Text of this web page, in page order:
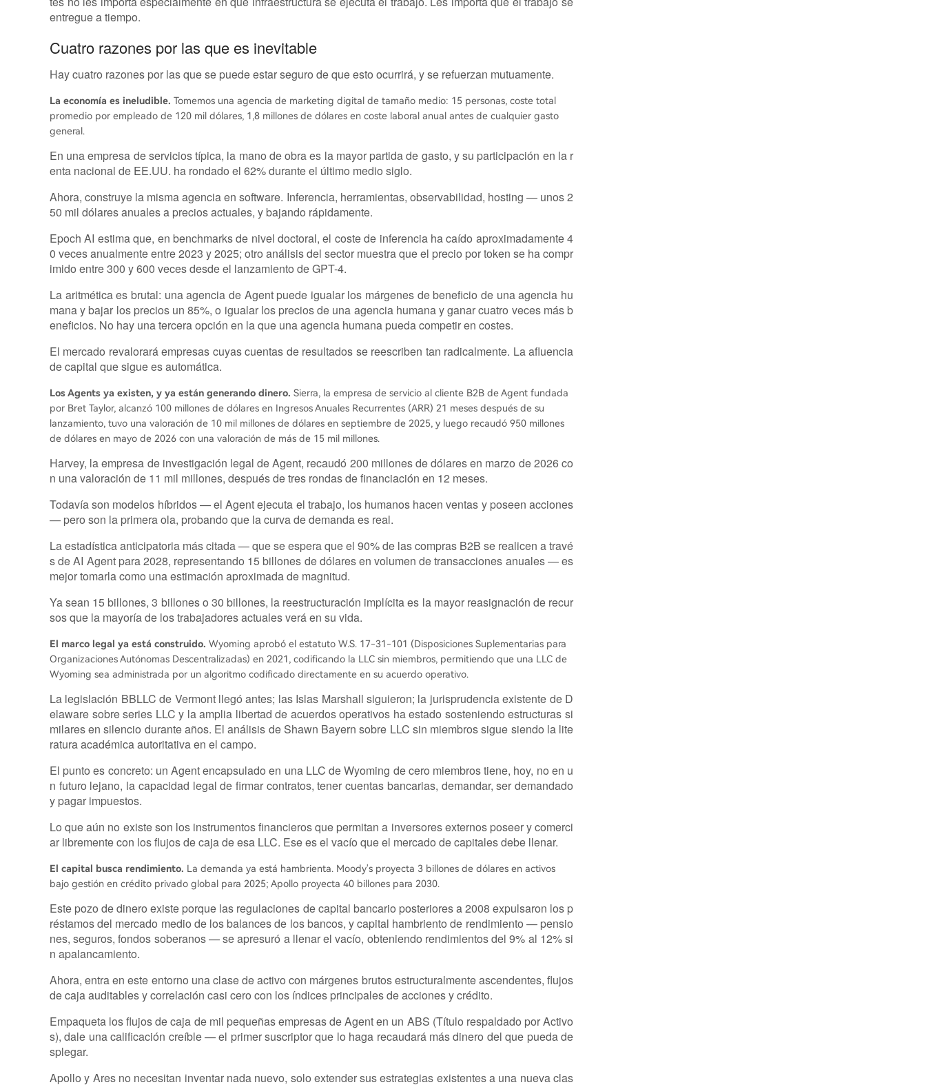
entregue a tiempo.
Cuatro razones por las que es inevitable
Hay cuatro razones por las que se puede estar seguro de que esto ocurrirá, y se refuerzan mutuamente.
La economía es ineludible. Tomemos una agencia de marketing digital de tamaño medio: 15 personas, coste total
promedio por empleado de 120 mil dólares, 1,8 millones de dólares en coste laboral anual antes de cualquier gasto
general.
En una empresa de servicios típica, la mano de obra es la mayor partida de gasto, y su participación en la r
enta nacional de EE.UU. ha rondado el 62% durante el último medio siglo.
Ahora, construye la misma agencia en software. Inferencia, herramientas, observabilidad, hosting — unos 2
50 mil dólares anuales a precios actuales, y bajando rápidamente.
Epoch AI estima que, en benchmarks de nivel doctoral, el coste de inferencia ha caído aproximadamente 4
0 veces anualmente entre 2023 y 2025; otro análisis del sector muestra que el precio por token se ha compr
imido entre 300 y 600 veces desde el lanzamiento de GPT-4.
La aritmética es brutal: una agencia de Agent puede igualar los márgenes de beneficio de una agencia hu
mana y bajar los precios un 85%, o igualar los precios de una agencia humana y ganar cuatro veces más b
eneficios. No hay una tercera opción en la que una agencia humana pueda competir en costes.
El mercado revalorará empresas cuyas cuentas de resultados se reescriben tan radicalmente. La afluencia
de capital que sigue es automática.
Los Agents ya existen, y ya están generando dinero. Sierra, la empresa de servicio al cliente B2B de Agent fundada
por Bret Taylor, alcanzó 100 millones de dólares en Ingresos Anuales Recurrentes (ARR) 21 meses después de su
lanzamiento, tuvo una valoración de 10 mil millones de dólares en septiembre de 2025, y luego recaudó 950 millones
de dólares en mayo de 2026 con una valoración de más de 15 mil millones.
Harvey, la empresa de investigación legal de Agent, recaudó 200 millones de dólares en marzo de 2026 co
n una valoración de 11 mil millones, después de tres rondas de financiación en 12 meses.
Todavía son modelos híbridos — el Agent ejecuta el trabajo, los humanos hacen ventas y poseen acciones
— pero son la primera ola, probando que la curva de demanda es real.
La estadística anticipatoria más citada — que se espera que el 90% de las compras B2B se realicen a travé
s de AI Agent para 2028, representando 15 billones de dólares en volumen de transacciones anuales — es
mejor tomarla como una estimación aproximada de magnitud.
Ya sean 15 billones, 3 billones o 30 billones, la reestructuración implícita es la mayor reasignación de recur
sos que la mayoría de los trabajadores actuales verá en su vida.
El marco legal ya está construido. Wyoming aprobó el estatuto W.S. 17-31-101 (Disposiciones Suplementarias para
Organizaciones Autónomas Descentralizadas) en 2021, codificando la LLC sin miembros, permitiendo que una LLC de
Wyoming sea administrada por un algoritmo codificado directamente en su acuerdo operativo.
La legislación BBLLC de Vermont llegó antes; las Islas Marshall siguieron; la jurisprudencia existente de D
elaware sobre series LLC y la amplia libertad de acuerdos operativos ha estado sosteniendo estructuras si
milares en silencio durante años. El análisis de Shawn Bayern sobre LLC sin miembros sigue siendo la lite
ratura académica autoritativa en el campo.
El punto es concreto: un Agent encapsulado en una LLC de Wyoming de cero miembros tiene, hoy, no en u
n futuro lejano, la capacidad legal de firmar contratos, tener cuentas bancarias, demandar, ser demandado
y pagar impuestos.
Lo que aún no existe son los instrumentos financieros que permitan a inversores externos poseer y comerci
ar libremente con los flujos de caja de esa LLC. Ese es el vacío que el mercado de capitales debe llenar.
El capital busca rendimiento. La demanda ya está hambrienta. Moody's proyecta 3 billones de dólares en activos
bajo gestión en crédito privado global para 2025; Apollo proyecta 40 billones para 2030.
Este pozo de dinero existe porque las regulaciones de capital bancario posteriores a 2008 expulsaron los p
réstamos del mercado medio de los balances de los bancos, y capital hambriento de rendimiento — pensio
nes, seguros, fondos soberanos — se apresuró a llenar el vacío, obteniendo rendimientos del 9% al 12% si
n apalancamiento.
Ahora, entra en este entorno una clase de activo con márgenes brutos estructuralmente ascendentes, flujos
de caja auditables y correlación casi cero con los índices principales de acciones y crédito.
Empaqueta los flujos de caja de mil pequeñas empresas de Agent en un ABS (Título respaldado por Activo
s), dale una calificación creíble — el primer suscriptor que lo haga recaudará más dinero del que pueda de
splegar.
Apollo y Ares no necesitan inventar nada nuevo, solo extender sus estrategias existentes a una nueva clas